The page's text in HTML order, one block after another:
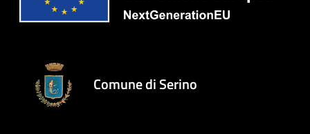
Comune di Serino